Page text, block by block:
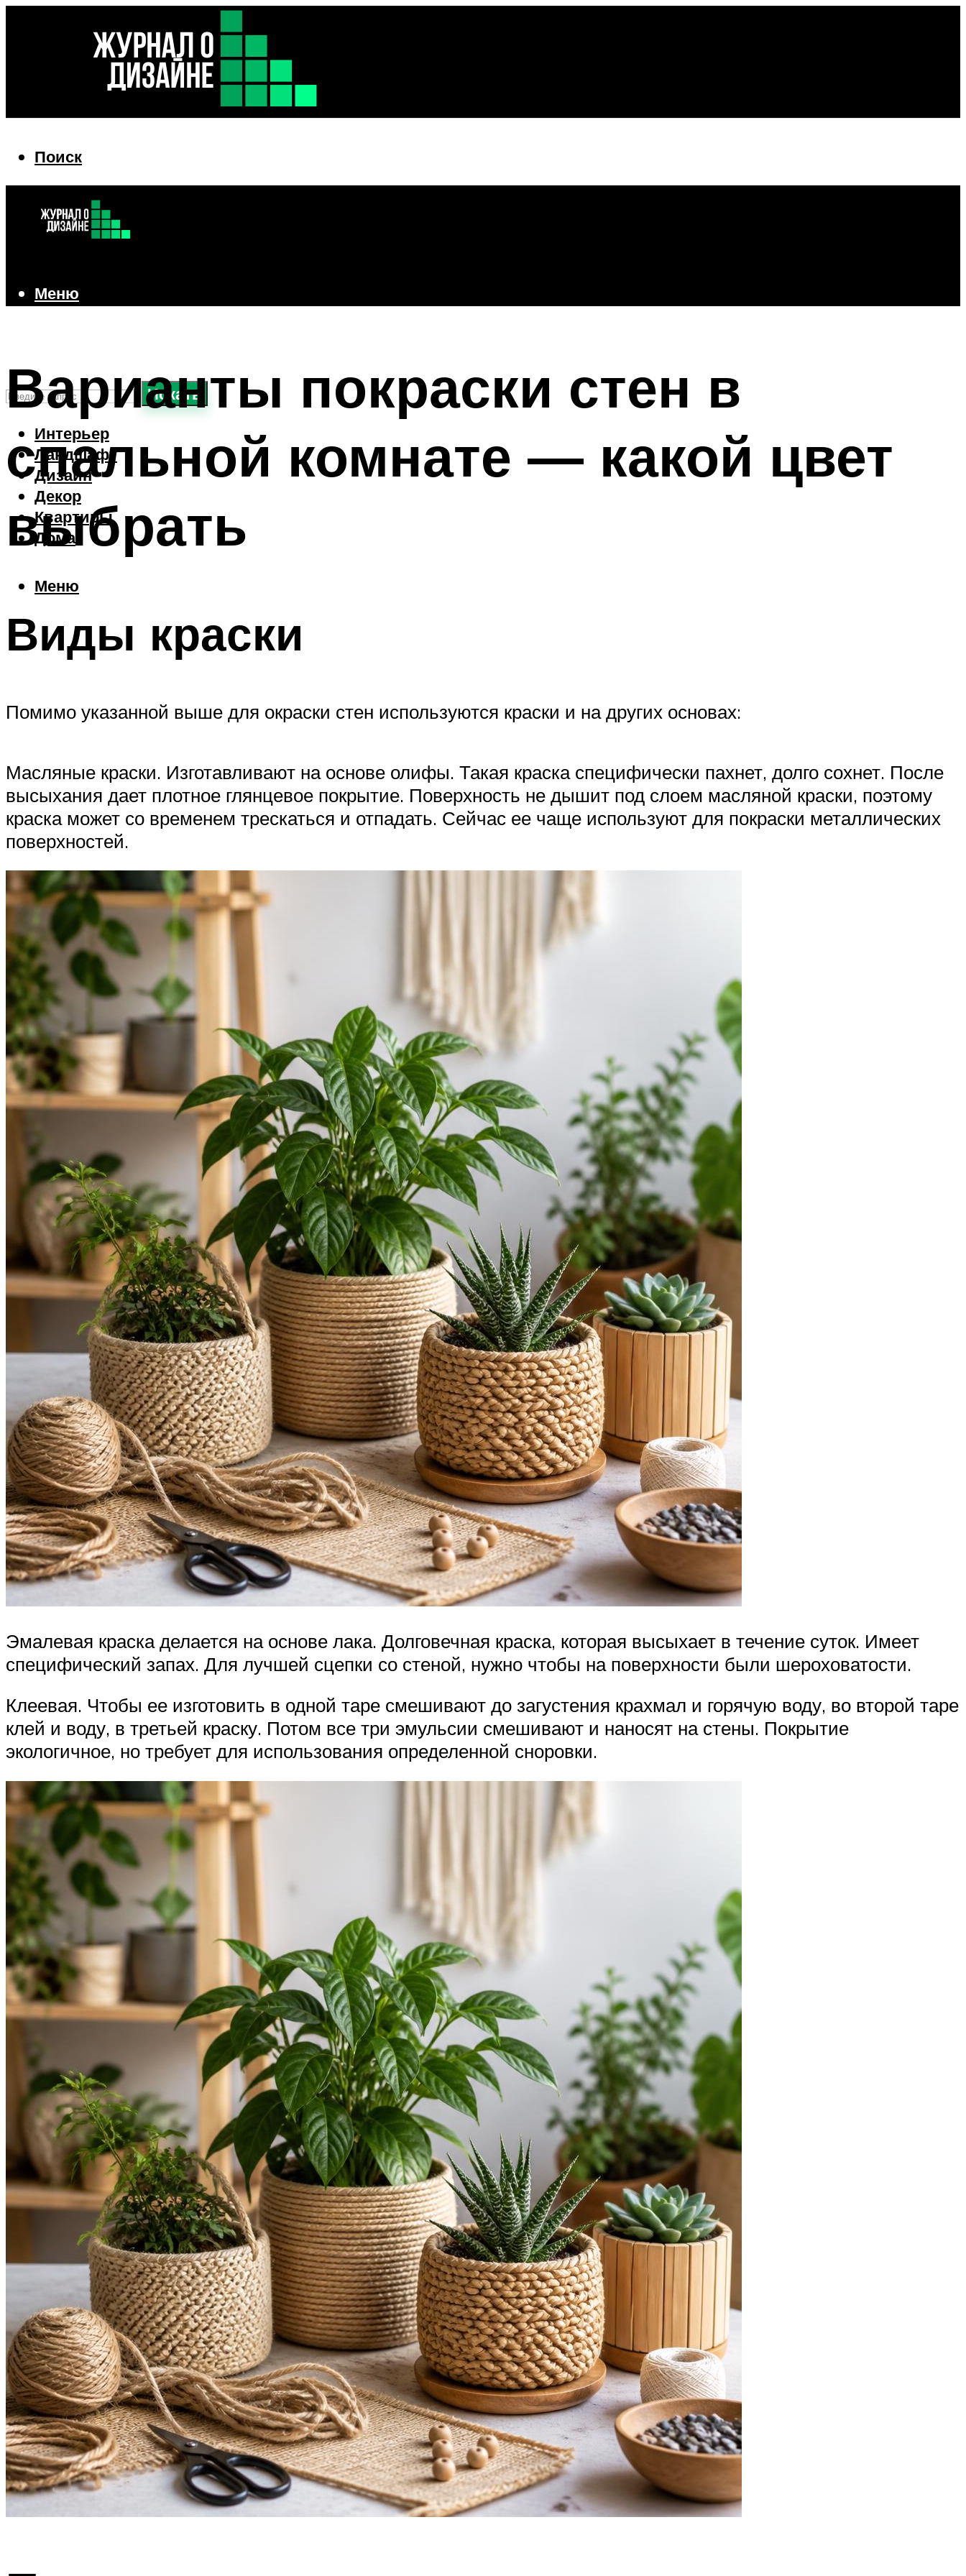
Поиск
Поиск
Искать
Интерьер
Ландшафт
Дизайн
Декор
Квартиры
Дома
Меню
Меню
Варианты покраски стен в
спальной комнате — какой цвет
выбрать
Виды краски
Помимо указанной выше для окраски стен используются краски и на других основах:
Масляные краски. Изготавливают на основе олифы. Такая краска специфически пахнет, долго сохнет. После
высыхания дает плотное глянцевое покрытие. Поверхность не дышит под слоем масляной краски, поэтому
краска может со временем трескаться и отпадать. Сейчас ее чаще используют для покраски металлических
поверхностей.
Эмалевая краска делается на основе лака. Долговечная краска, которая высыхает в течение суток. Имеет
специфический запах. Для лучшей сцепки со стеной, нужно чтобы на поверхности были шероховатости.
Клеевая. Чтобы ее изготовить в одной таре смешивают до загустения крахмал и горячую воду, во второй таре
клей и воду, в третьей краску. Потом все три эмульсии смешивают и наносят на стены. Покрытие
экологичное, но требует для использования определенной сноровки.